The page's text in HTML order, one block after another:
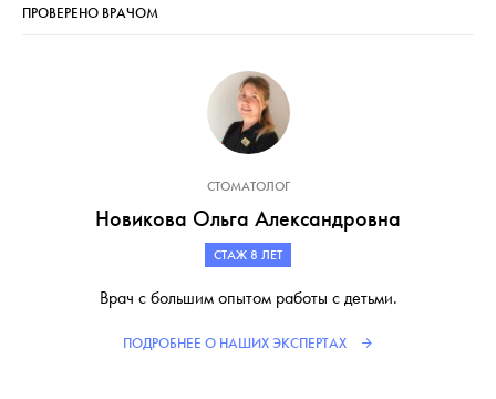
ПРОВЕРЕНО ВРАЧОМ
СТОМАТОЛОГ
Новикова Ольга Александровна
СТАЖ 8 ЛЕТ
Врач с большим опытом работы с детьми.
ПОДРОБНЕЕ О НАШИХ ЭКСПЕРТАХ